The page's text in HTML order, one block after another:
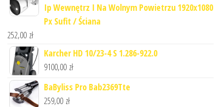
Ip Wewnętrz I Na Wolnym Powietrzu 1920x1080
Px Sufit / Ściana
252,00 zł
Karcher HD 10/23-4 S 1.286-922.0
9100,00 zł
BaByliss Pro Bab2369Tte
259,00 zł